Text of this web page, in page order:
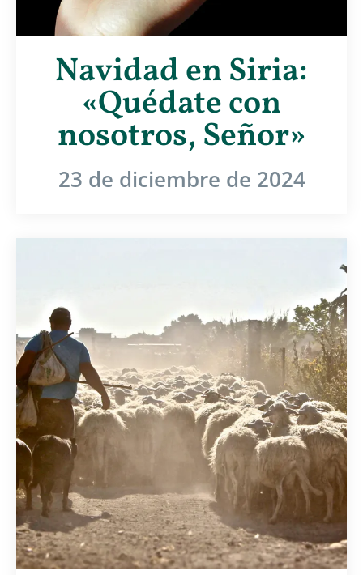
Navidad en Siria:
«Quédate con
nosotros, Señor»
23 de diciembre de 2024